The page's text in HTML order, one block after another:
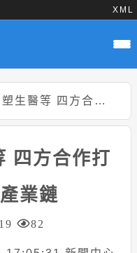
XML
四方合作打造廚餘回收產業鏈
四方合作打
業鏈
82